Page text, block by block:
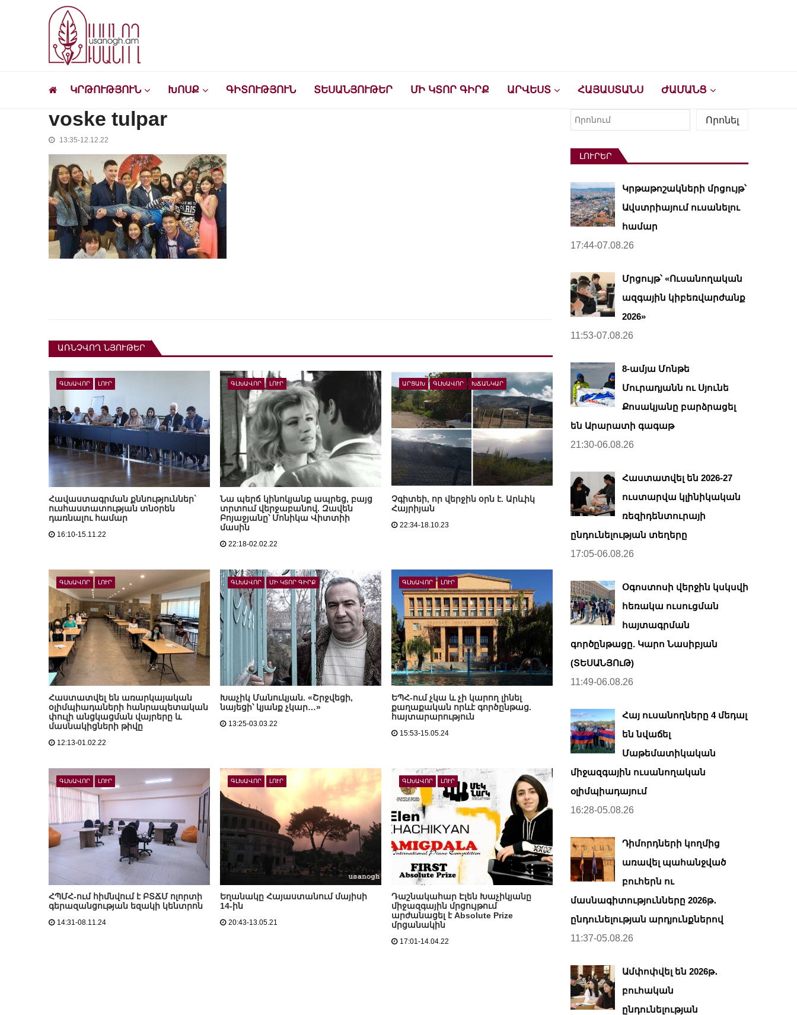
ԿՐԹՈՒԹՅՈՒՆ ԽՈՍՔ ԳԻՏՈՒԹՅՈՒՆ ՏԵՍԱՆՅՈՒԹԵՐ ՄԻ ԿՏՈՐ ԳԻՐՔ ԱՐՎԵՍՏ ՀԱՅԱՍՏԱՆՍ ԺԱՄԱՆՑ
voske tulpar
13:35-12.12.22
ԱՌՆՉՎՈՂ ՆՅՈՒԹԵՐ
ԳԼԽԱՎՈՐ ԼՈՒՐ
Հավաստագրման քննություններ`
ուսհաստատության տնօրեն
դառնալու համար
16:10-15.11.22
ԳԼԽԱՎՈՐ ԼՈՒՐ
Նա պերճ կինոկյանք ապրեց, բայց
տրտում վերջաբանով. Զավեն
Բոյաջյանը՝ Մոնիկա Վիտտիի
մասին
22:18-02.02.22
ԱՐՑԱԽ ԳԼԽԱՎՈՐ ԽՃԱՆԿԱՐ
Չգիտեի, որ վերջին օրն է. Արևիկ
Հայրիյան
22:34-18.10.23
ԳԼԽԱՎՈՐ ԼՈՒՐ
Հաստատվել են առարկայական
օլիմպիադաների հանրապետական
փուլի անցկացման վայրերը և
մասնակիցների թիվը
12:13-01.02.22
ԳԼԽԱՎՈՐ ՄԻ ԿՏՈՐ ԳԻՐՔ
Խաչիկ Մանուկյան. «Շրջվեցի,
նայեցի՝ կյանք չկար…»
13:25-03.03.22
ԳԼԽԱՎՈՐ ԼՈՒՐ
ԵՊՀ-ում չկա և չի կարող լինել
քաղաքական որևէ գործընթաց.
հայտարարություն
15:53-15.05.24
ԳԼԽԱՎՈՐ ԼՈՒՐ
ՀՊՄՀ-ում հիմնվում է ԲՏՃՄ ոլորտի
գերազանցության եզակի կենտրոն
14:31-08.11.24
ԳԼԽԱՎՈՐ ԼՈՒՐ
Եղանակը Հայաստանում մայիսի
14-ին
20:43-13.05.21
ԳԼԽԱՎՈՐ ԼՈՒՐ
Դաշնակահար Էլեն Խաչիկյանը
միջազգային մրցույթում
արժանացել է Absolute Prize
մրցանակին
17:01-14.04.22
Որոնել
Որոնել
ԼՈՒՐԵՐ
Կրթաթոշակների մրցույթ՝
Ավստրիայում ուսանելու
համար
17:44-07.08.26
Մրցույթ՝ «Ուսանողական
ազգային կիբեռվարժանք
2026»
11:53-07.08.26
8-ամյա Մոնթե
Մուրադյանն ու Սյունե
Քոսակյանը բարձրացել
են Արարատի գագաթ
21:30-06.08.26
Հաստատվել են 2026-27
ուստարվա կլինիկական
ռեզիդենտուրայի
ընդունելության տեղերը
17:05-06.08.26
Օգոստոսի վերջին կսկսվի
հեռակա ուսուցման
հայտագրման
գործընթացը. Կարո Նասիբյան
(ՏԵՍԱՆՅՈւԹ)
11:49-06.08.26
Հայ ուսանողները 4 մեդալ
են նվաճել
Մաթեմատիկական
միջազգային ուսանողական
օլիմպիադայում
16:28-05.08.26
Դիմորդների կողմից
առավել պահանջված
բուհերն ու
մասնագիտությունները 2026թ․
ընդունելության արդյունքներով
11:37-05.08.26
Ամփոփվել են 2026թ․
բուհական
ընդունելության